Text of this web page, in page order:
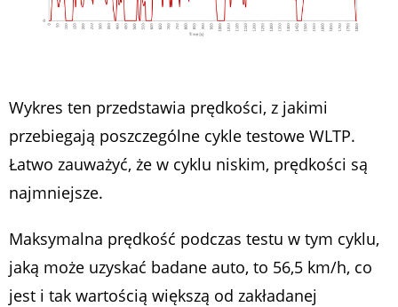
Wykres ten przedstawia prędkości, z jakimi
przebiegają poszczególne cykle testowe WLTP.
Łatwo zauważyć, że w cyklu niskim, prędkości są
najmniejsze.
Maksymalna prędkość podczas testu w tym cyklu,
jaką może uzyskać badane auto, to 56,5 km/h, co
jest i tak wartością większą od zakładanej